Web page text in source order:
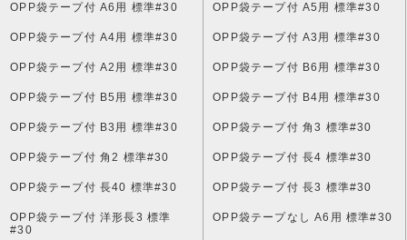
OPP袋テープ付 A6用 標準#30 OPP袋テープ付 A5用 標準#30
OPP袋テープ付 A4用 標準#30 OPP袋テープ付 A3用 標準#30
OPP袋テープ付 A2用 標準#30 OPP袋テープ付 B6用 標準#30
OPP袋テープ付 B5用 標準#30 OPP袋テープ付 B4用 標準#30
OPP袋テープ付 B3用 標準#30 OPP袋テープ付 角3 標準#30
OPP袋テープ付 角2 標準#30 OPP袋テープ付 長4 標準#30
OPP袋テープ付 長40 標準#30 OPP袋テープ付 長3 標準#30
OPP袋テープ付 洋形長3 標準
#30
OPP袋テープなし A6用 標準#30